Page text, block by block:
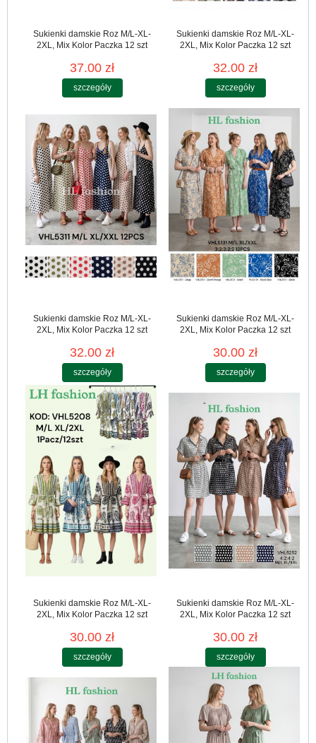
Sukienki damskie Roz M/L-XL-
2XL, Mix Kolor Paczka 12 szt
37.00 zł
szczegóły
Sukienki damskie Roz M/L-XL-
2XL, Mix Kolor Paczka 12 szt
32.00 zł
szczegóły
Sukienki damskie Roz M/L-XL-
2XL, Mix Kolor Paczka 12 szt
32.00 zł
szczegóły
Sukienki damskie Roz M/L-XL-
2XL, Mix Kolor Paczka 12 szt
30.00 zł
szczegóły
Sukienki damskie Roz M/L-XL-
2XL, Mix Kolor Paczka 12 szt
30.00 zł
szczegóły
Sukienki damskie Roz M/L-XL-
2XL, Mix Kolor Paczka 12 szt
30.00 zł
szczegóły